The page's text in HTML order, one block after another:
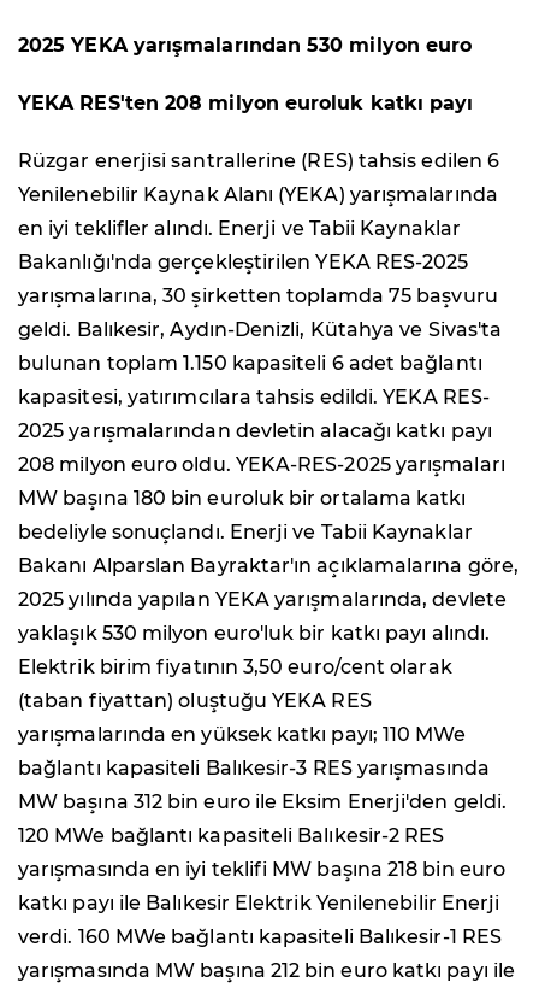
2025 YEKA yarışmalarından 530 milyon euro
YEKA RES'ten 208 milyon euroluk katkı payı
Rüzgar enerjisi santrallerine (RES) tahsis edilen 6
Yenilenebilir Kaynak Alanı (YEKA) yarışmalarında
en iyi teklifler alındı. Enerji ve Tabii Kaynaklar
Bakanlığı'nda gerçekleştirilen YEKA RES-2025
yarışmalarına, 30 şirketten toplamda 75 başvuru
geldi. Balıkesir, Aydın-Denizli, Kütahya ve Sivas'ta
bulunan toplam 1.150 kapasiteli 6 adet bağlantı
kapasitesi, yatırımcılara tahsis edildi. YEKA RES-
2025 yarışmalarından devletin alacağı katkı payı
208 milyon euro oldu. YEKA-RES-2025 yarışmaları
MW başına 180 bin euroluk bir ortalama katkı
bedeliyle sonuçlandı. Enerji ve Tabii Kaynaklar
Bakanı Alparslan Bayraktar'ın açıklamalarına göre,
2025 yılında yapılan YEKA yarışmalarında, devlete
yaklaşık 530 milyon euro'luk bir katkı payı alındı.
Elektrik birim fiyatının 3,50 euro/cent olarak
(taban fiyattan) oluştuğu YEKA RES
yarışmalarında en yüksek katkı payı; 110 MWe
bağlantı kapasiteli Balıkesir-3 RES yarışmasında
MW başına 312 bin euro ile Eksim Enerji'den geldi.
120 MWe bağlantı kapasiteli Balıkesir-2 RES
yarışmasında en iyi teklifi MW başına 218 bin euro
katkı payı ile Balıkesir Elektrik Yenilenebilir Enerji
verdi. 160 MWe bağlantı kapasiteli Balıkesir-1 RES
yarışmasında MW başına 212 bin euro katkı payı ile